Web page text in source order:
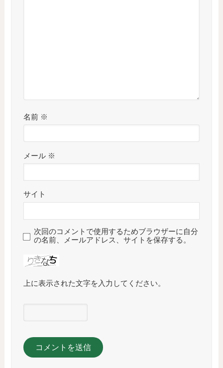
名前 ※
メール ※
サイト
次回のコメントで使用するためブラウザーに自分
の名前、メールアドレス、サイトを保存する。
上に表示された文字を入力してください。